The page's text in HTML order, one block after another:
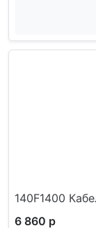
140F1400
6 860 р